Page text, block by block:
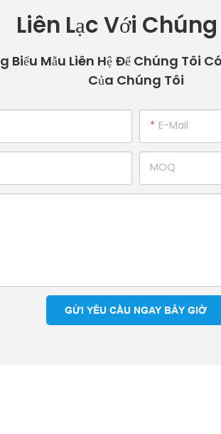
Liên Lạc Với
Biểu Mẫu Liên Hệ Để Chúng Tôi
Của Chúng Tôi
E-Mail
MOQ
GỬI YÊU CẦU NGAY BÂY GIỜ